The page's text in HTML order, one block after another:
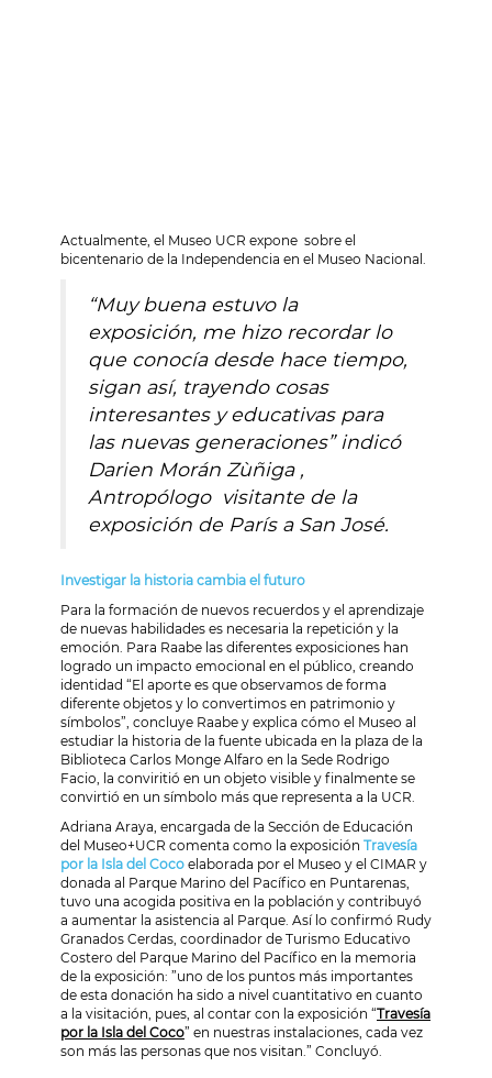
Actualmente, el Museo UCR expone sobre el
bicentenario de la Independencia en el Museo Nacional.
“Muy buena estuvo la
exposición, me hizo recordar lo
que conocía desde hace tiempo,
sigan así, trayendo cosas
interesantes y educativas para
las nuevas generaciones” indicó
Darien Morán Zùñiga ,
Antropólogo visitante de la
exposición de París a San José.
Investigar la historia cambia el futuro
Para la formación de nuevos recuerdos y el aprendizaje
de nuevas habilidades es necesaria la repetición y la
emoción. Para Raabe las diferentes exposiciones han
logrado un impacto emocional en el público, creando
identidad “El aporte es que observamos de forma
diferente objetos y lo convertimos en patrimonio y
símbolos”, concluye Raabe y explica cómo el Museo al
estudiar la historia de la fuente ubicada en la plaza de la
Biblioteca Carlos Monge Alfaro en la Sede Rodrigo
Facio, la conviritió en un objeto visible y finalmente se
convirtió en un símbolo más que representa a la UCR.
Adriana Araya, encargada de la Sección de Educación
del Museo+UCR comenta como la exposición Travesía
por la Isla del Coco elaborada por el Museo y el CIMAR y
donada al Parque Marino del Pacífico en Puntarenas,
tuvo una acogida positiva en la población y contribuyó
a aumentar la asistencia al Parque. Así lo confirmó Rudy
Granados Cerdas, coordinador de Turismo Educativo
Costero del Parque Marino del Pacífico en la memoria
de la exposición: ”uno de los puntos más importantes
de esta donación ha sido a nivel cuantitativo en cuanto
a la visitación, pues, al contar con la exposición “Travesía
por la Isla del Coco” en nuestras instalaciones, cada vez
son más las personas que nos visitan.” Concluyó.